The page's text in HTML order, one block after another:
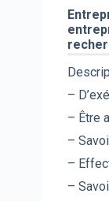
–
– Être
–
–
–